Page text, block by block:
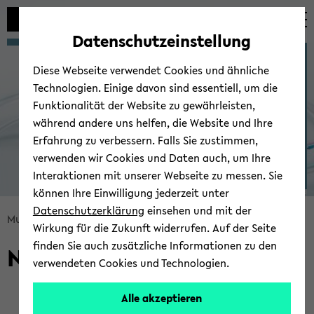
Automatische
vermeiden
zum
wechseln
zum
wechseln
zum
wechseln
Bread­
crumb
über­
sprin­
Mul­tis­ca­le Bio­en­gi­nee­ring Team
© Uni­ver­si­tät Bie­le­feld
Ni­klas Fante
Datenschutzeinstellung
Diese Webseite verwendet Cookies und ähnliche
Technologien. Einige davon sind essentiell, um die
Funktionalität der Website zu gewährleisten,
während andere uns helfen, die Website und Ihre
Erfahrung zu verbessern. Falls Sie zustimmen,
verwenden wir Cookies und Daten auch, um Ihre
Interaktionen mit unserer Webseite zu messen. Sie
können Ihre Einwilligung jederzeit unter
Datenschutzerklärung einsehen und mit der
Wirkung für die Zukunft widerrufen. Auf der Seite
finden Sie auch zusätzliche Informationen zu den
verwendeten Cookies und Technologien.
Alle akzeptieren